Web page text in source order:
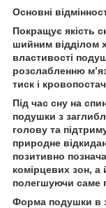
Основні
Покращує якість
шийним відділом
властивості
розслабленню
тиск і
Під час сну на
подушки з
голову та
природне
позитивно
комірцевих зон,
полегшуючи саме
Форма подушки в